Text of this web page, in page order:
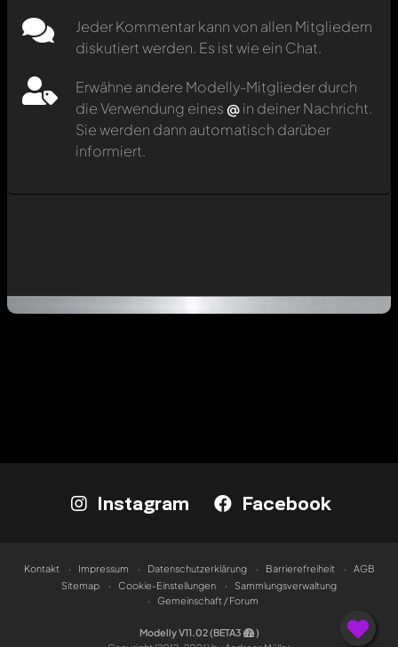
Jeder Kommentar kann von allen Mitgliedern
diskutiert werden. Es ist wie ein Chat.
Erwähne andere Modelly-Mitglieder durch
die Verwendung eines @in deiner Nachricht.
Sie werden dann automatisch darüber
informiert.
Instagram Facebook
Kontakt Impressum Datenschutzerklärung Barrierefreiheit
AGB
Sitemap
Cookie-Einstellungen
Sammlungsverwaltung
Gemeinschaft / Forum
Modelly V11.02 (BETA3
)